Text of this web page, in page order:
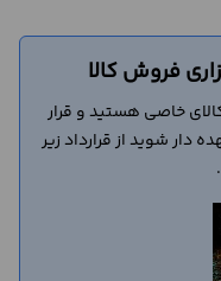
فروش کالا
خاصی هستید و قرار
دار شوید از قرارداد زیر